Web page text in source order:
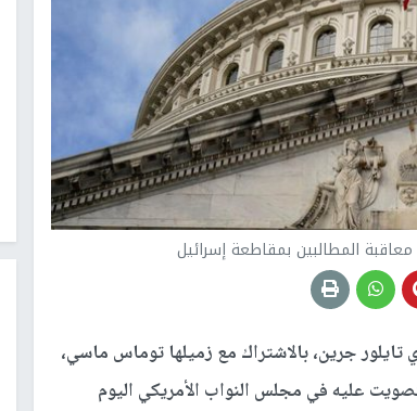
المطالبين بمقاطعة إسرائيل
تايلور جرين، بالاشتراك مع زميلها توماس ماسي،
عليه في مجلس النواب الأمريكي اليوم